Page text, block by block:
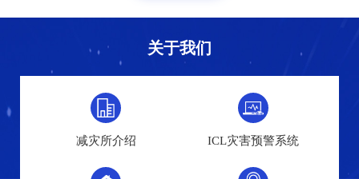
关于我们
减灾所介绍 ICL灾害预警系统